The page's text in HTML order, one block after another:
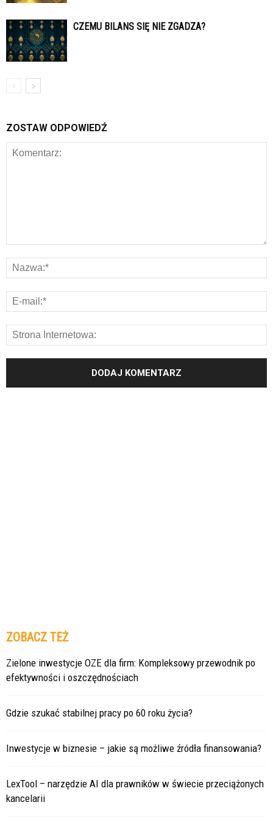
CZEMU BILANS SIĘ NIE ZGADZA?
ZOSTAW ODPOWIEDŹ
ZOBACZ TEŻ
Zielone inwestycje OZE dla firm: Kompleksowy przewodnik po
efektywności i oszczędnościach
Gdzie szukać stabilnej pracy po 60 roku życia?
Inwestycje w biznesie – jakie są możliwe źródła finansowania?
LexTool – narzędzie AI dla prawników w świecie przeciążonych
kancelarii